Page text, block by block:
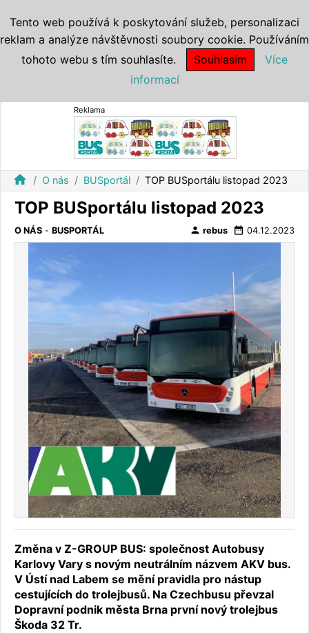
Reklama
home O nás BUSportál TOP BUSportálu listopad 2023
TOP BUSportálu listopad 2023
O NÁS - BUSPORTÁL person rebus date_range 04.12.2023
Změna v Z-GROUP BUS: společnost Autobusy
Karlovy Vary s novým neutrálním názvem AKV bus.
V Ústí nad Labem se mění pravidla pro nástup
cestujících do trolejbusů. Na Czechbusu převzal
Dopravní podnik města Brna první nový trolejbus
Škoda 32 Tr.
Tento web používá k poskytování služeb, personalizaci
reklam a analýze návštěvnosti soubory cookie. Používáním
tohoto webu s tím souhlasíte.
Souhlasím
Více
informací